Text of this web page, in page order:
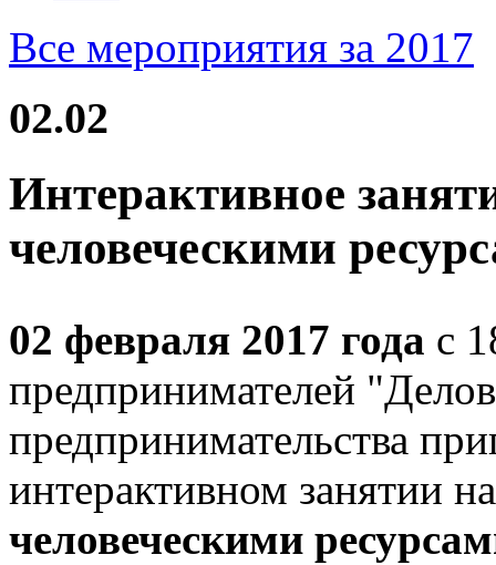
Все мероприятия за 2017
02.02
Интерактивное
человеческими
02 февраля 2017 года c
предпринимателей
предпринимательства
интерактивном занятии
человеческими